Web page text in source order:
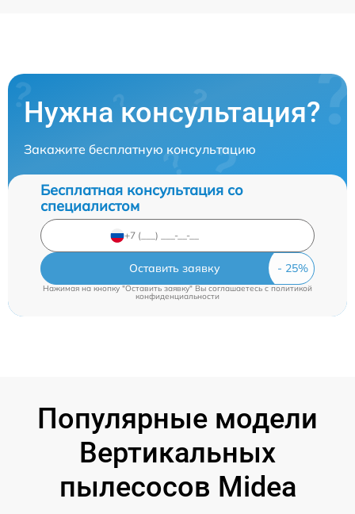
Нужна консультация?
Закажите бесплатную консультацию
Бесплатная консультация со
специалистом
Оставить заявку
Нажимая на кнопку "Оставить заявку" Вы соглашаетесь cполитикой
конфиденциальности
Популярные модели
Вертикальных
пылесосов Midea